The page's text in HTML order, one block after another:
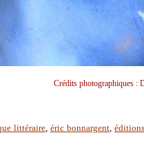
Crédits photographiques :
littéraire, éric bonnargent,